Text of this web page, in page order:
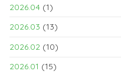
2026.04 (1)
2026.03 (13)
2026.02 (10)
2026.01 (15)